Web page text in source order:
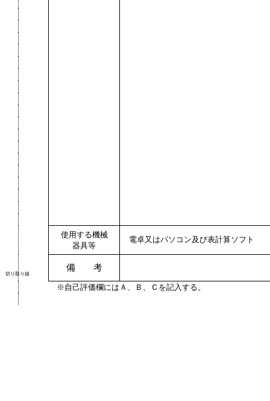
使用する機械
器具等
電卓又はパソコン及び表計算ソフト
切り取り線
備 考
※自己評価欄にはＡ、Ｂ、Ｃを記入する。